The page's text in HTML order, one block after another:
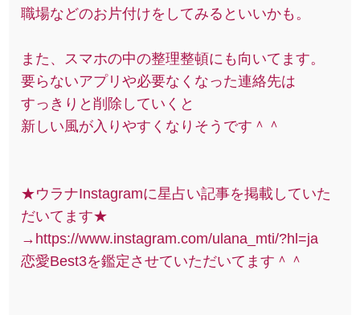
職場などのお片付けをしてみるといいかも。
また、スマホの中の整理整頓にも向いてます。
要らないアプリや必要なくなった連絡先は
すっきりと削除していくと
新しい風が入りやすくなりそうです＾＾
★ウラナInstagramに星占い記事を掲載していた
だいてます★
→https://www.instagram.com/ulana_mti/?hl=ja
恋愛Best3を鑑定させていただいてます＾＾